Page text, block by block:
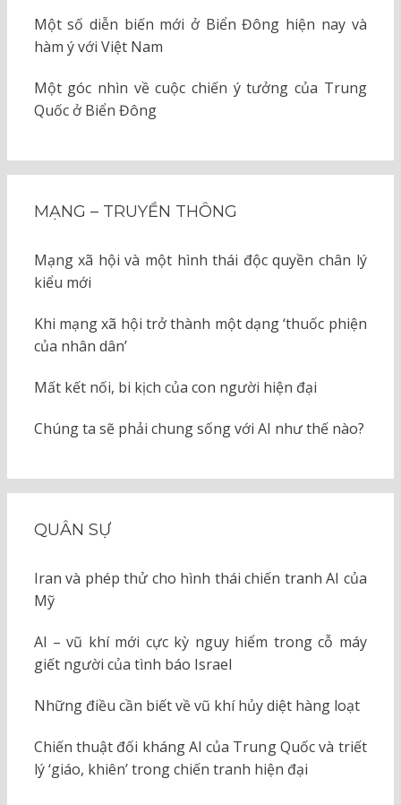
Một số diễn biến mới ở Biển Đông hiện nay và
hàm ý với Việt Nam
Một góc nhìn về cuộc chiến ý tưởng của Trung
Quốc ở Biển Đông
MẠNG – TRUYỀN THÔNG
Mạng xã hội và một hình thái độc quyền chân lý
kiểu mới
Khi mạng xã hội trở thành một dạng ‘thuốc phiện
của nhân dân’
Mất kết nối, bi kịch của con người hiện đại
Chúng ta sẽ phải chung sống với AI như thế nào?
QUÂN SỰ
Iran và phép thử cho hình thái chiến tranh AI của
Mỹ
AI – vũ khí mới cực kỳ nguy hiểm trong cỗ máy
giết người của tình báo Israel
Những điều cần biết về vũ khí hủy diệt hàng loạt
Chiến thuật đối kháng AI của Trung Quốc và triết
lý ‘giáo, khiên’ trong chiến tranh hiện đại